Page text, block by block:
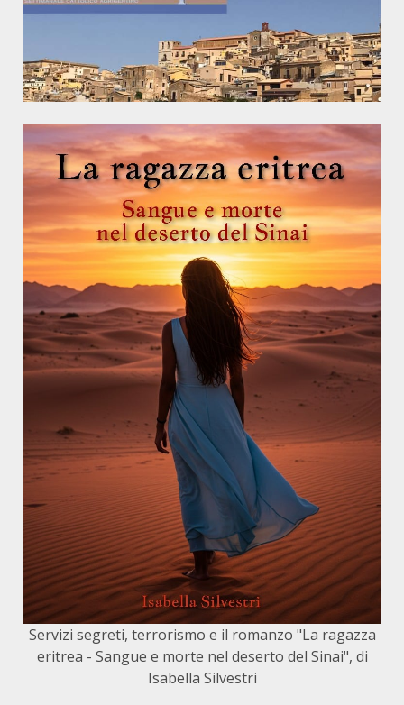
Servizi segreti, terrorismo e il romanzo "La ragazza
eritrea - Sangue e morte nel deserto del Sinai", di
Isabella Silvestri